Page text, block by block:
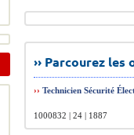
›› Parcourez
›› Technicien Sécurité
1000832 | 24 | 1887